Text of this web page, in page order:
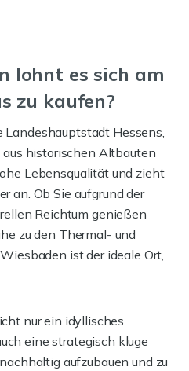
lohnt es sich am
zu kaufen?
Hessens,
historischen Altbauten
Lebensqualität und zieht
an. Ob Sie aufgrund der
Reichtum genießen
zu den Thermal- und
ist der ideale Ort,
nur ein idyllisches
eine strategisch kluge
aufzubauen und zu